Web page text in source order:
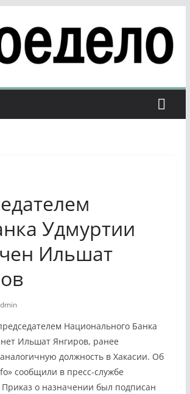
Удмуртии
Ильшат
Национального Банка
Ильшат Янгиров, ранее
должность в Хакасии. Об
сообщили в пресс-службе
о назначении был подписан